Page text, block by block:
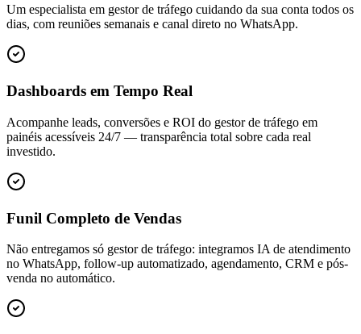
Um especialista em gestor de tráfego cuidando da sua conta todos os
dias, com reuniões semanais e canal direto no WhatsApp.
Dashboards em Tempo Real
Acompanhe leads, conversões e ROI do gestor de tráfego em
painéis acessíveis 24/7 — transparência total sobre cada real
investido.
Funil Completo de Vendas
Não entregamos só gestor de tráfego: integramos IA de atendimento
no WhatsApp, follow-up automatizado, agendamento, CRM e pós-
venda no automático.